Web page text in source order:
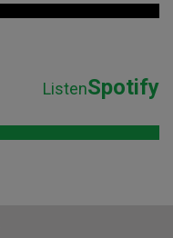
ListenSpotify